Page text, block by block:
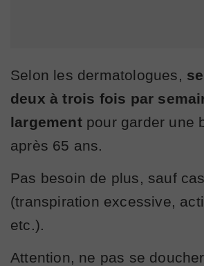
Selon les dermatologues,
deux à trois fois par
largementpour garder une
après 65 ans.
Pas besoin de plus, sauf
(transpiration excessive,
etc.).
Attention, ne pas se